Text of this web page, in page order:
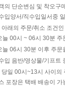
의 단순변심 및 착오구
입양서/직수입일서중
아래의 주문/취소 조건
늘 00시 ~ 06시 30분
늘 06시 30분 이후 주
입 음반/영상물/기프트
당일 00시~13시 사이의
포장은 택배 배송이